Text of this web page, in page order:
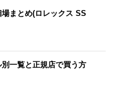
まとめ(ロレックス SS
一覧と正規店で買う方